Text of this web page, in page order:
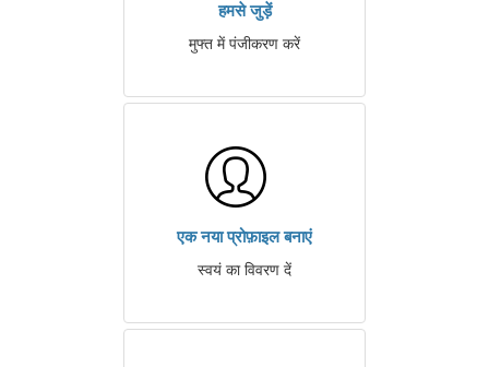
हमसे जुड़ें
मुफ्त में पंजीकरण करें
एक नया प्रोफ़ाइल बनाएं
स्वयं का विवरण दें